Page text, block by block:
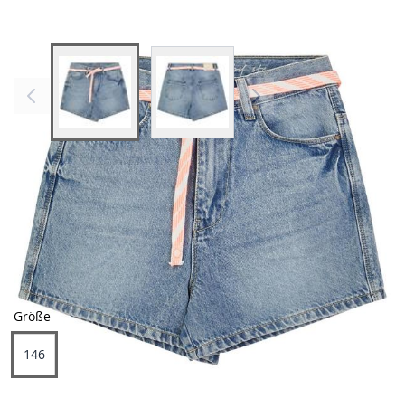
View larger imageView larger image
Farben
Größe
146